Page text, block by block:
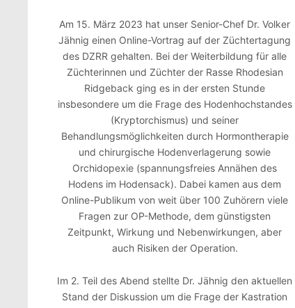
Am 15. März 2023 hat unser Senior-Chef Dr. Volker
Jähnig einen Online-Vortrag auf der Züchtertagung
des DZRR gehalten. Bei der Weiterbildung für alle
Züchterinnen und Züchter der Rasse Rhodesian
Ridgeback ging es in der ersten Stunde
insbesondere um die Frage des Hodenhochstandes
(Kryptorchismus) und seiner
Behandlungsmöglichkeiten durch Hormontherapie
und chirurgische Hodenverlagerung sowie
Orchidopexie (spannungsfreies Annähen des
Hodens im Hodensack). Dabei kamen aus dem
Online-Publikum von weit über 100 Zuhörern viele
Fragen zur OP-Methode, dem günstigsten
Zeitpunkt, Wirkung und Nebenwirkungen, aber
auch Risiken der Operation.
Im 2. Teil des Abend stellte Dr. Jähnig den aktuellen
Stand der Diskussion um die Frage der Kastration